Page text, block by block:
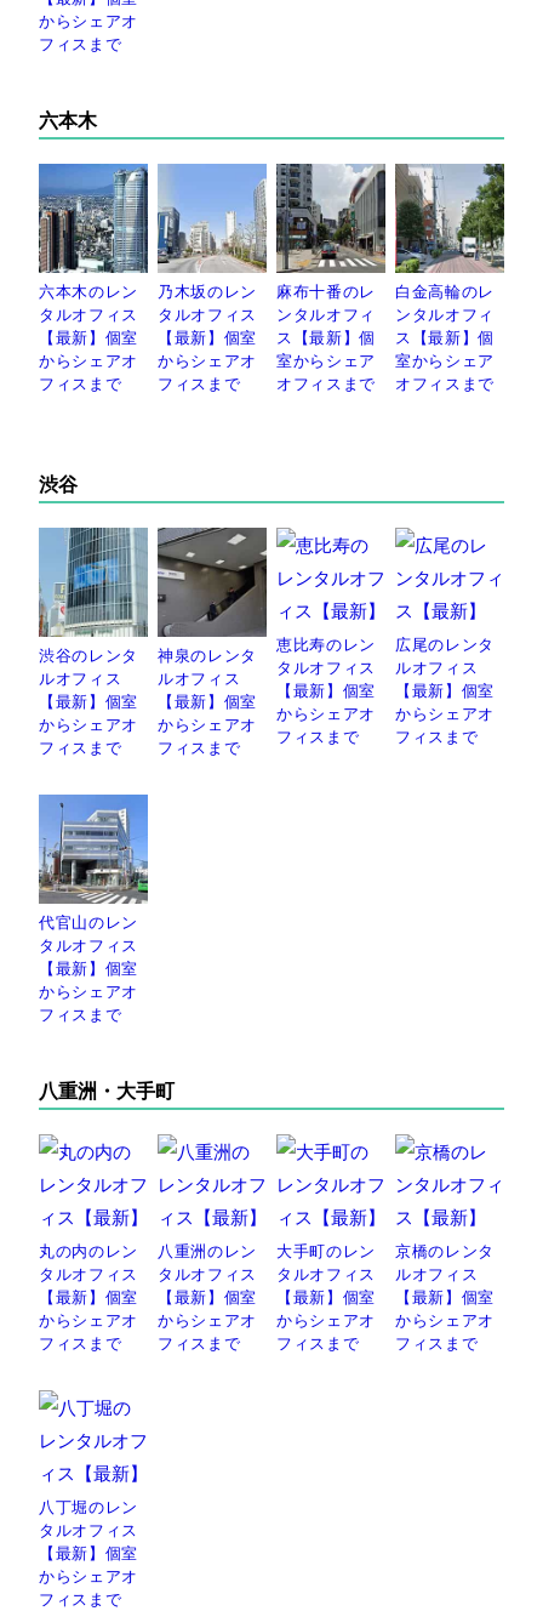
からシェアオ
フィスまで
六本木
六本木のレン
タルオフィス
【最新】個室
からシェアオ
フィスまで
乃木坂のレン
タルオフィス
【最新】個室
からシェアオ
フィスまで
麻布十番のレ
ンタルオフィ
ス【最新】個
室からシェア
オフィスまで
白金高輪のレ
ンタルオフィ
ス【最新】個
室からシェア
オフィスまで
渋谷
渋谷のレンタ
ルオフィス
【最新】個室
からシェアオ
フィスまで
神泉のレンタ
ルオフィス
【最新】個室
からシェアオ
フィスまで
恵比寿のレン
タルオフィス
【最新】個室
からシェアオ
フィスまで
広尾のレンタ
ルオフィス
【最新】個室
からシェアオ
フィスまで
代官山のレン
タルオフィス
【最新】個室
からシェアオ
フィスまで
八重洲・大手町
丸の内のレン
タルオフィス
【最新】個室
からシェアオ
フィスまで
八重洲のレン
タルオフィス
【最新】個室
からシェアオ
フィスまで
大手町のレン
タルオフィス
【最新】個室
からシェアオ
フィスまで
京橋のレンタ
ルオフィス
【最新】個室
からシェアオ
フィスまで
八丁堀のレン
タルオフィス
【最新】個室
からシェアオ
フィスまで